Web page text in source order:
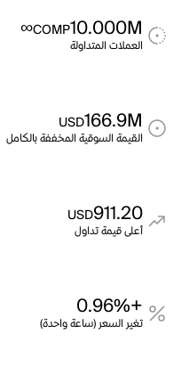
10.000M
COMP
∞
العملات المتداولة
166.9M
USD
القيمة السوقية المخففة بالكامل
911.20
USD
أعلى قيمة تداول
+0.96%
تغير السعر (ساعة واحدة)